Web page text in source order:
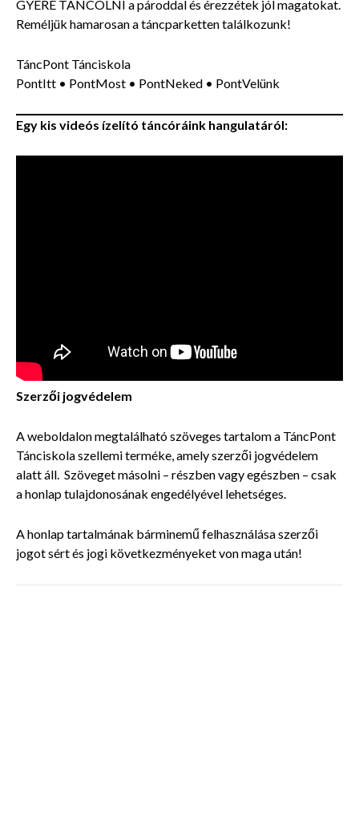
GYERE TÁNCOLNI a pároddal és érezzétek jól magatokat.
Reméljük hamarosan a táncparketten találkozunk!
TáncPont Tánciskola
PontItt • PontMost • PontNeked • PontVelünk
Egy kis videós ízelító táncóráink hangulatáról:
Szerzői jogvédelem
A weboldalon megtalálható szöveges tartalom a TáncPont
Tánciskola szellemi terméke, amely szerzői jogvédelem
alatt áll. Szöveget másolni – részben vagy egészben – csak
a honlap tulajdonosának engedélyével lehetséges.
A honlap tartalmának bárminemű felhasználása szerzői
jogot sért és jogi következményeket von maga után!